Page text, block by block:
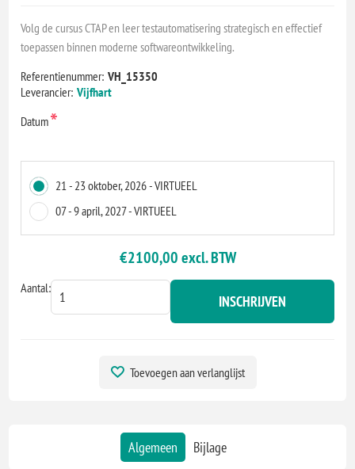
Volg de cursus CTAP en leer testautomatisering strategisch en effectief
toepassen binnen moderne softwareontwikkeling.
Referentienummer: VH_15350
Leverancier: Vijfhart
Datum*
21 - 23 oktober, 2026 - VIRTUEEL
07 - 9 april, 2027 - VIRTUEEL
€2100,00 excl. BTW
Aantal:
INSCHRIJVEN
Toevoegen aan verlanglijst
Algemeen Bijlage